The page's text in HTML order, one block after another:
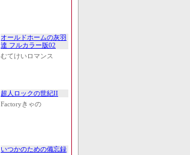
オールドホームの灰羽
達 フルカラー版02
むてけいロマンス
超人ロックの世紀II
Factoryきゃの
いつかのための備忘録